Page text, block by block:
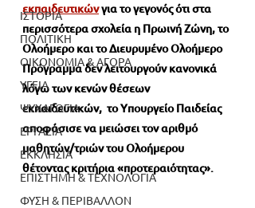
ΙΣΤΟΡΙΑ
ΠΟΛΙΤΙΚΗ
ΟΙΚΟΝΟΜΙΑ & ΑΓΟΡΑ
ΥΓΕΙΑ
ΨΥΧΑΓΩΓΙΑ
ΕΡΓΑΣΙΑ
ΕΚΚΛΗΣΙΑ
ΕΠΙΣΤΗΜΗ & ΤΕΧΝΟΛΟΓΙΑ
ΦΥΣΗ & ΠΕΡΙΒΑΛΛΟΝ
εκπαιδευτικών για το γεγονός ότι στα
περισσότερα σχολεία η Πρωινή Ζώνη, το
Ολοήμερο και το Διευρυμένο Ολοήμερο
Πρόγραμμα δεν λειτουργούν κανονικά
λόγω των κενών θέσεων
εκπαιδευτικών,  το Υπουργείο Παιδείας
αποφάσισε να μειώσει τον αριθμό
μαθητών/τριών του Ολοήμερου
θέτοντας κριτήρια «προτεραιότητας».